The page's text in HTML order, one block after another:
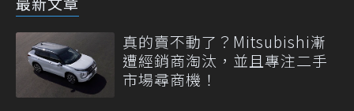
真的賣不動了？Mitsubishi漸
遭經銷商淘汰，並且專注二手
市場尋商機！